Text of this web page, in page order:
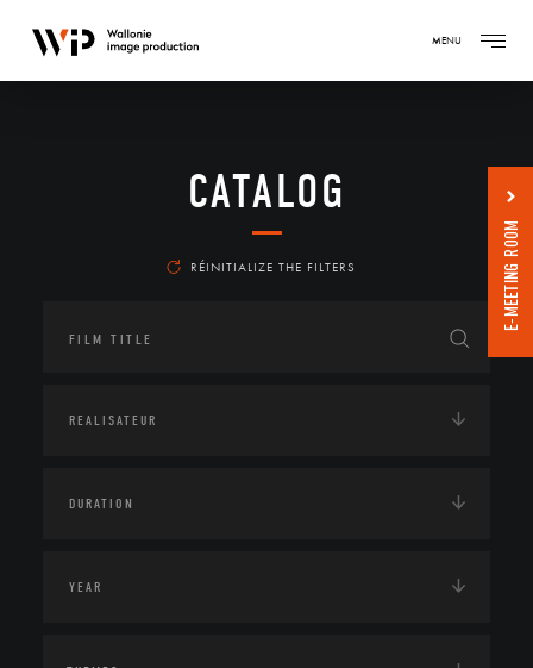
MENU
CATALOG
RÉINITIALIZE THE FILTERS E-MEETING ROOM